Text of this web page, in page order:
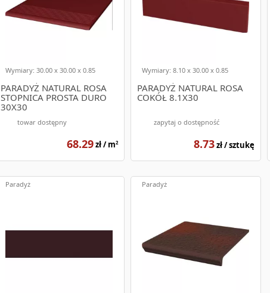
PARADYŻ NATURAL ROSA
STOPNICA PROSTA DURO
30X30
Wymiary: 30.00 x 30.00 x 0.85
towar dostępny
68.29zł / m2
PARADYŻ NATURAL ROSA
COKÓŁ 8.1X30
Wymiary: 8.10 x 30.00 x 0.85
zapytaj o dostępność
8.73zł / sztukę
Paradyż Paradyż